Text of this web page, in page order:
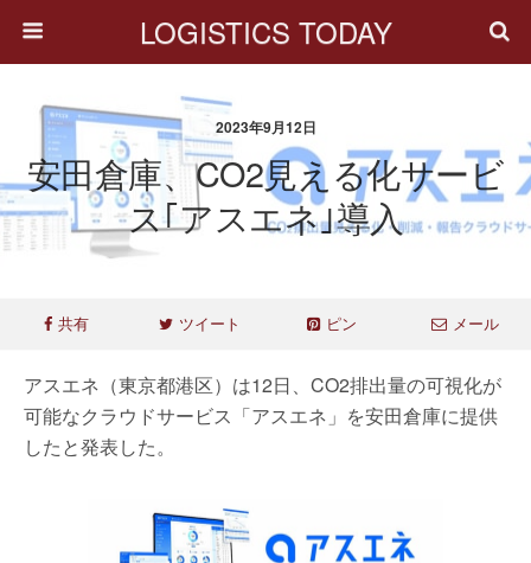
LOGISTICS TODAY
2023年9月12日
安田倉庫、CO2見える化サービ
ス｢アスエネ｣導入
共有 ツイート ピン メール
アスエネ（東京都港区）は12日、CO2排出量の可視化が
可能なクラウドサービス「アスエネ」を安田倉庫に提供
したと発表した。